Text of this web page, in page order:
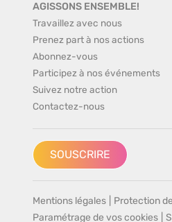
AGISSONS ENSEMBLE!
Travaillez avec nous
Prenez part à nos actions
Abonnez-vous
Participez à nos événements
Suivez notre action
Contactez-nous
SOUSCRIRE
Mentions légales Protection
Paramétrage de vos cookies